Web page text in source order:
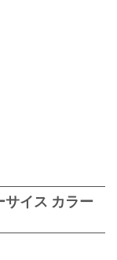
サイス カラー